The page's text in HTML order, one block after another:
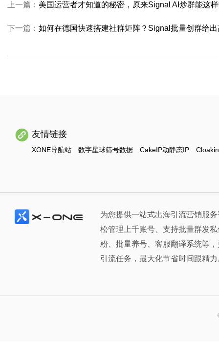
上一篇： 美国运营者才知道的秘密，原来Signal AI炒群能这
下一篇： 如何在德国快速搭建社群矩阵？Signal批量创群给
友情链接
XONE导航站 数字星球筛号数据 CakeIP动静态IP
为您提供一站式出海引流营销服
松管理上千账号、支持批量群发
粉、批量养号、客服翻译系统等
引流任务，最大化节省时间跟精力